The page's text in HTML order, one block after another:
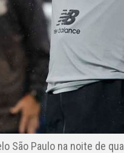
São Paulo na noite de